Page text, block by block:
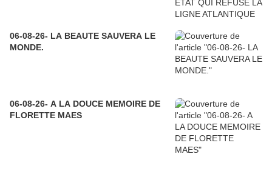
06-08-26- LA BEAUTE SAUVERA LE
MONDE.
06-08-26- A LA DOUCE MEMOIRE DE
FLORETTE MAES